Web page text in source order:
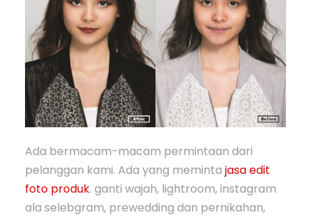
Ada bermacam-macam permintaan dari
pelanggan kami. Ada yang memintajasa edit
foto produk. ganti wajah, lightroom, instagram
ala selebgram, prewedding dan pernikahan,